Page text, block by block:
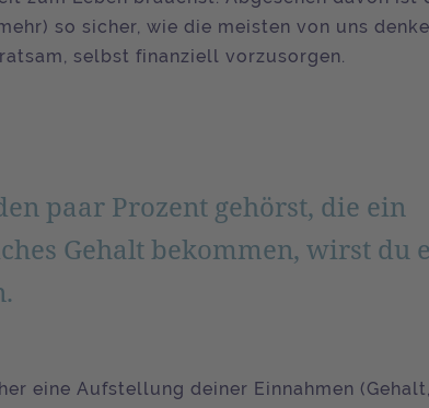
so sicher, wie die meisten von uns
selbst finanziell vorzusorgen.
paar Prozent gehörst, die ein
Gehalt bekommen, wirst du
eine Aufstellung deiner Einnahmen (Gehalt,